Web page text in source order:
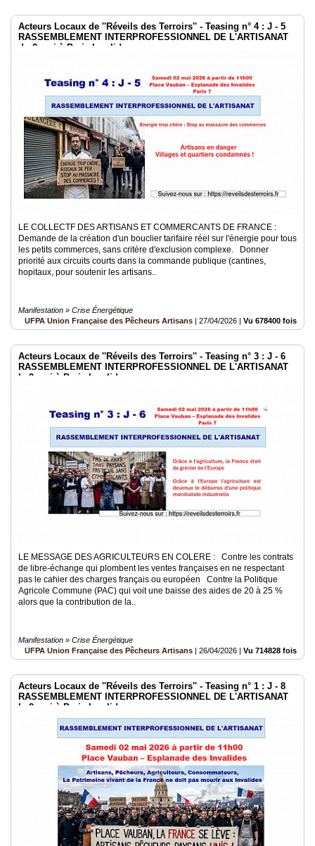
Acteurs Locaux de ''Réveils des Terroirs'' - Teasing n° 4 : J - 5
RASSEMBLEMENT INTERPROFESSIONNEL DE L'ARTISANAT
du 2 mai à Paris Invalides
LE COLLECTF DES ARTISANS ET COMMERCANTS DE FRANCE :
Demande de la création d'un bouclier tarifaire réel sur l'énergie pour tous
les petits commerces, sans critère d'exclusion complexe. Donner
priorité aux circuits courts dans la commande publique (cantines,
hopitaux, pour soutenir les artisans..
Manifestation » Crise Énergétique
UFPA Union Française des Pêcheurs Artisans | 27/04/2026 | Vu 678400 fois
Acteurs Locaux de ''Réveils des Terroirs'' - Teasing n° 3 : J - 6
RASSEMBLEMENT INTERPROFESSIONNEL DE L'ARTISANAT
le 2 mai à Paris Invalides
LE MESSAGE DES AGRICULTEURS EN COLERE : Contre les contrats
de libre-échange qui plombent les ventes françaises en ne respectant
pas le cahier des charges français ou européen Contre la Politique
Agricole Commune (PAC) qui voit une baisse des aides de 20 à 25 %
alors que la contribution de la..
Manifestation » Crise Énergétique
UFPA Union Française des Pêcheurs Artisans | 26/04/2026 | Vu 714828 fois
Acteurs Locaux de ''Réveils des Terroirs'' - Teasing n° 1 : J - 8
RASSEMBLEMENT INTERPROFESSIONNEL DE L'ARTISANAT
le 2 mai à Paris Invalides